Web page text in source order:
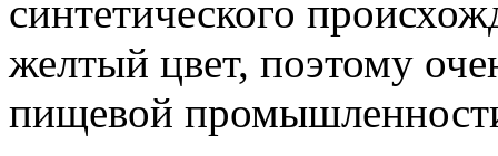
синтетического
желтый цвет, поэтому
пищевой